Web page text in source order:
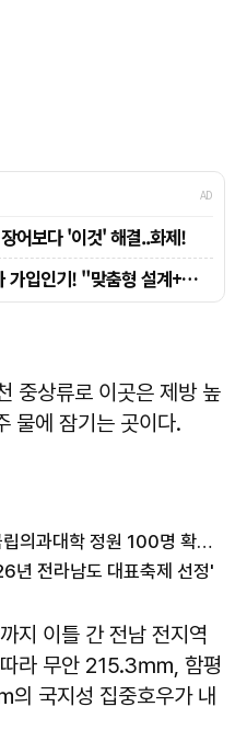
중상류로 이곳은 제방 높
물에 잠기는 곳이다.
국립목포대학교, 전라남도 국립의과대학 정원 100명 확정 환영
년 전라남도 대표축제 선정'
지 이틀 간 전남 전지역
라 무안 215.3㎜, 함평
국지성 집중호우가 내